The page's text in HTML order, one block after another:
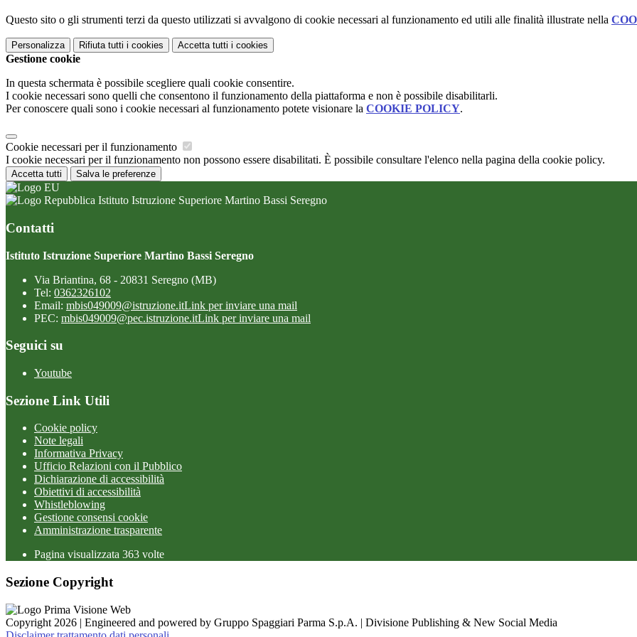
Questo sito o gli strumenti terzi da questo utilizzati si avvalgono di cookie necessari al funzionamento ed utili alle finalità illustrate nella
Personalizza Rifiuta tutti i cookies Accetta tutti i cookies
Gestione cookie
In questa schermata è possibile scegliere quali cookie consentire.
I cookie necessari sono quelli che consentono il funzionamento della piattaforma e non è possibile disabilitarli.
Per conoscere quali sono i cookie necessari al funzionamento potete visionare la COOKIE POLICY.
Cookie necessari per il funzionamento
I cookie necessari per il funzionamento non possono essere disabilitati. È possibile consultare l'elenco nella pagina della cookie policy.
Accetta tutti Salva le preferenze
Istituto Istruzione Superiore Martino Bassi Seregno
Contatti
Istituto Istruzione Superiore Martino Bassi Seregno
Via Briantina, 68 - 20831 Seregno (MB)
Tel: 0362326102
Email: mbis049009@istruzione.itLink per inviare una mail
PEC: mbis049009@pec.istruzione.itLink per inviare una mail
Seguici su
Youtube
Sezione Link Utili
Cookie policy
Note legali
Informativa Privacy
Ufficio Relazioni con il Pubblico
Dichiarazione di accessibilità
Obiettivi di accessibilità
Whistleblowing
Gestione consensi cookie
Amministrazione trasparente
Pagina visualizzata 363 volte
Sezione Copyright
Copyright 2026 | Engineered and powered by Gruppo Spaggiari Parma S.p.A. | Divisione Publishing & New Social Media